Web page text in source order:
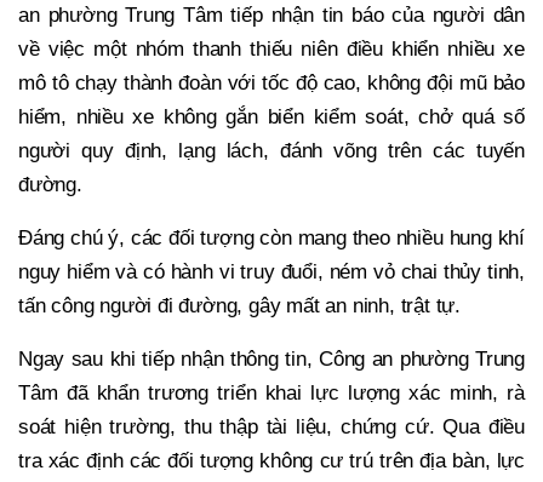
an phường Trung Tâm tiếp nhận tin báo của người dân
về việc một nhóm thanh thiếu niên điều khiển nhiều xe
mô tô chạy thành đoàn với tốc độ cao, không đội mũ bảo
hiểm, nhiều xe không gắn biển kiểm soát, chở quá số
người quy định, lạng lách, đánh võng trên các tuyến
đường.
Đáng chú ý, các đối tượng còn mang theo nhiều hung khí
nguy hiểm và có hành vi truy đuổi, ném vỏ chai thủy tinh,
tấn công người đi đường, gây mất an ninh, trật tự.
Ngay sau khi tiếp nhận thông tin, Công an phường Trung
Tâm đã khẩn trương triển khai lực lượng xác minh, rà
soát hiện trường, thu thập tài liệu, chứng cứ. Qua điều
tra xác định các đối tượng không cư trú trên địa bàn, lực